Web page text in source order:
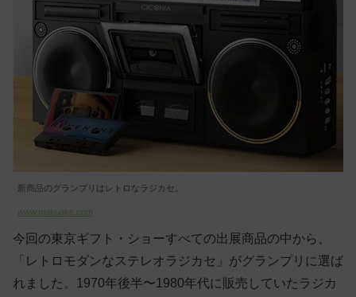
新商品のグランプリはレトロなラジカセ。
www.makuake.com
今回の東京ギフト・ショーすべての出展商品の中から、
「レトロモダンなステレオラジカセ」がグランプリに選ば
れました。1970年後半〜1980年代に販売していたラジカ